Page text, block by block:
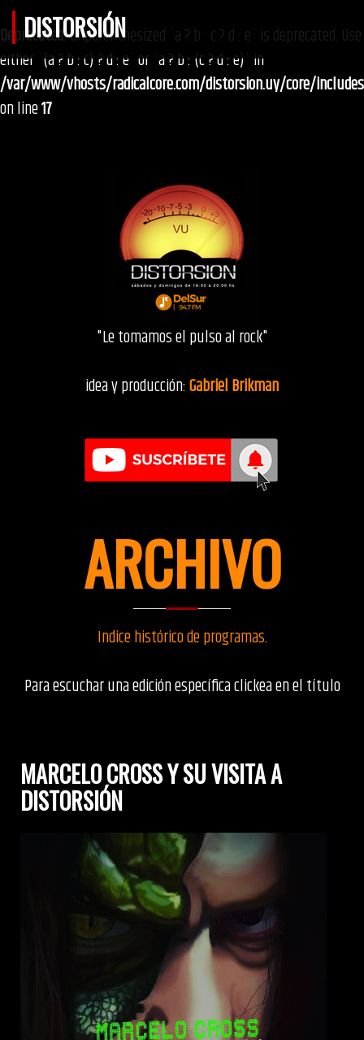
Deprecated: Unparenthesized `a ? b : c ? d : e` is deprecated. Use
either `(a ? b : c) ? d : e` or `a ? b : (c ? d : e)` in
/var/www/vhosts/radicalcore.com/distorsion.uy/core/
on line17
DISTORSIÓN
"Le tomamos el pulso al rock"
idea y producción:Gabriel Brikman
ARCHIVO
Indice histórico de programas.
Para escuchar una edición específica clickea en el título
MARCELO CROSS Y SU VISITA A
DISTORSIÓN